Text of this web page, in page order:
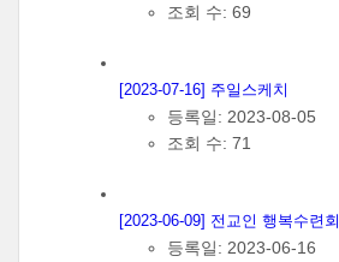
조회 수: 69
[2023-07-16] 주일스케치
등록일: 2023-08-05
조회 수: 71
[2023-06-09] 전교인 행복수련회
등록일: 2023-06-16